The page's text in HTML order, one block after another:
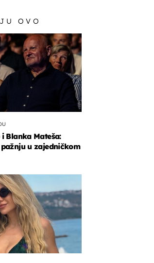
OVO
Blanka Mateša:
u zajedničkom